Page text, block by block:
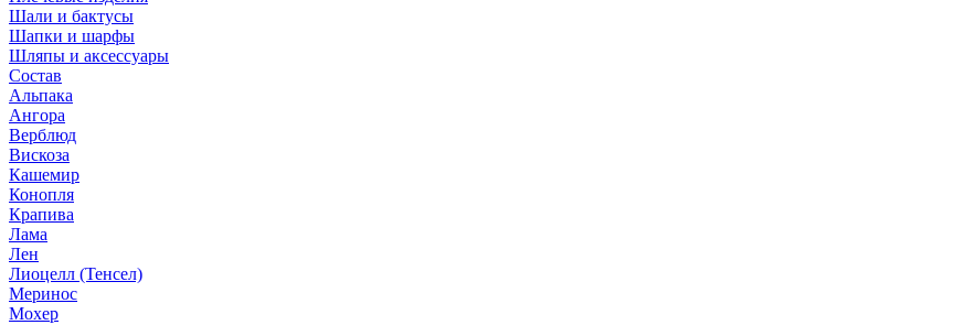
Шали и бактусы
Шапки и шарфы
Шляпы и аксессуары
Состав
Альпака
Ангора
Верблюд
Вискоза
Кашемир
Конопля
Крапива
Лама
Лен
Лиоцелл (Тенсел)
Меринос
Мохер